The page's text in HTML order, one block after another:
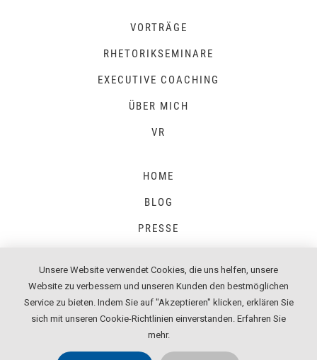
HOME
VORTRÄGE
RHETORIKSEMINARE
EXECUTIVE COACHING
ÜBER MICH
VR
BLOG
PRESSE
IMPRESSUM
DATENSCHUTZ
Unsere Website verwendet Cookies, die uns helfen, unsere
Website zu verbessern und unseren Kunden den bestmöglichen
Service zu bieten. Indem Sie auf "Akzeptieren" klicken, erklären Sie
sich mit unseren Cookie-Richtlinien einverstanden. Erfahren Sie
mehr.